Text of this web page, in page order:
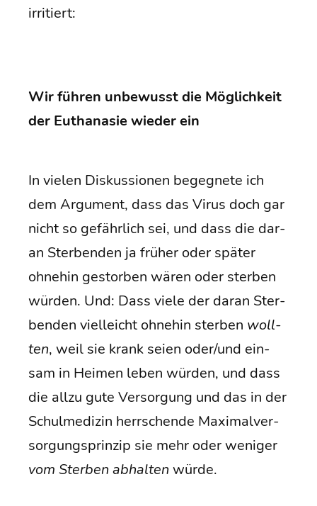
irritiert:
Wir füh­ren unbe­wusst die Mög­lich­keit
der Eutha­na­sie wie­der ein
In vie­len Dis­kus­sio­nen begeg­ne­te ich
dem Argu­ment, dass das Virus doch gar
nicht so gefähr­lich sei, und dass die dar­
an Ster­ben­den ja frü­her oder spä­ter
ohne­hin gestor­ben wären oder ster­ben
wür­den. Und: Dass vie­le der dar­an Ster­
ben­den viel­leicht ohne­hin ster­ben woll­
ten, weil sie krank sei­en oder/und ein­
sam in Hei­men leben wür­den, und dass
die all­zu gute Ver­sor­gung und das in der
Schul­me­di­zin herr­schen­de Maxi­mal­ver­
sor­gungs­prin­zip sie mehr oder weni­ger
vom Ster­ben abhal­ten würde.